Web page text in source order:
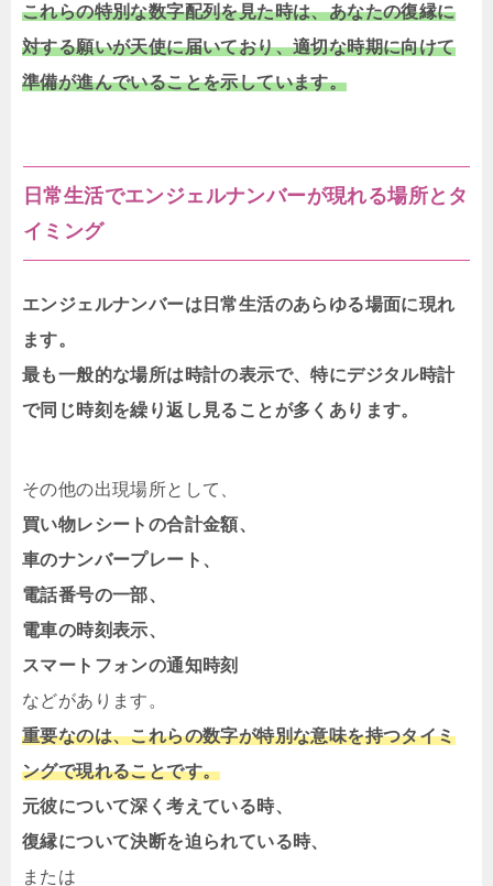
これらの特別な数字配列を見た時は、あなたの復縁に
対する願いが天使に届いており、適切な時期に向けて
準備が進んでいることを示しています。
日常生活でエンジェルナンバーが現れる場所とタ
イミング
エンジェルナンバーは日常生活のあらゆる場面に現れ
ます。
最も一般的な場所は時計の表示で、特にデジタル時計
で同じ時刻を繰り返し見ることが多くあります。
その他の出現場所として、
買い物レシートの合計金額、
車のナンバープレート、
電話番号の一部、
電車の時刻表示、
スマートフォンの通知時刻
などがあります。
重要なのは、これらの数字が特別な意味を持つタイミ
ングで現れることです。
元彼について深く考えている時、
復縁について決断を迫られている時、
または